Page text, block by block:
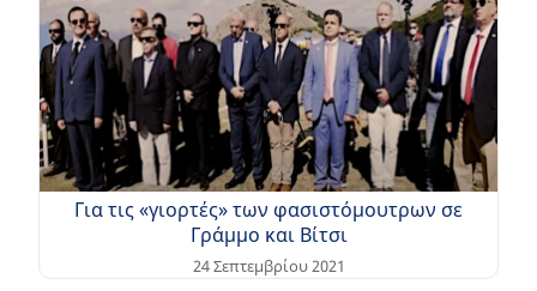
Για τις «γιορτές» των φασιστόμουτρων σε
Γράμμο και Βίτσι
24 Σεπτεμβρίου 2021